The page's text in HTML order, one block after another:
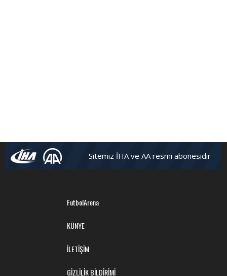
Sitemiz İHA ve AA resmi abonesidir
FutbolArena
KÜNYE
İLETİŞİM
GİZLİLİK BİLDİRİMİ